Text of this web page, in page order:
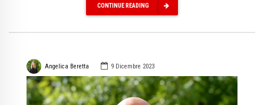
CONTINUE READING
Angelica Beretta 9 Dicembre 2023